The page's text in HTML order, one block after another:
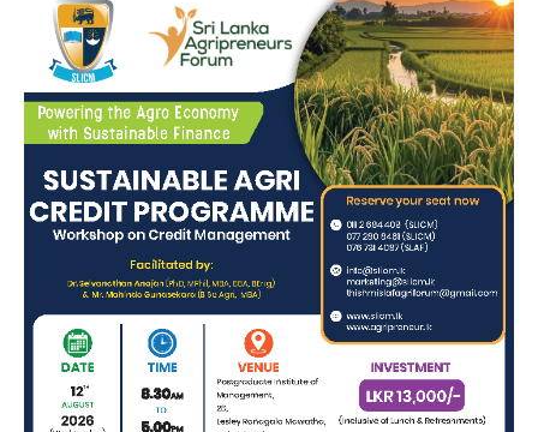
பலமான சேர்க்கை
நாங்கள் தொழில்துறை முன்னோடிகள் மற்றும்
கல்வி கூட்டாளர்களுடன் இணைந்து
செயல்படுகிறோம்.இந்த தொடர்புகள் மூலம்,
மாணவர்களுக்கு சிறந்த கல்வி மற்றும்